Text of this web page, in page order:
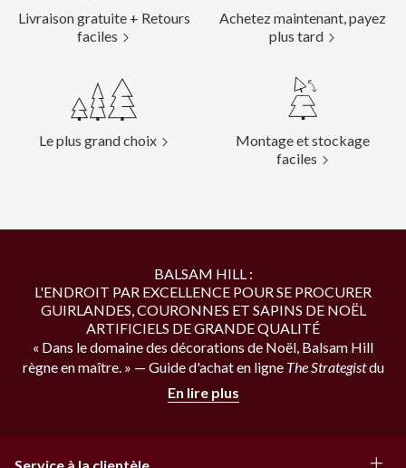
Livraison gratuite + Retours
faciles
Achetez maintenant, payez
plus tard
Le plus grand choix
Montage et stockage
faciles
BALSAM HILL :
L'ENDROIT PAR EXCELLENCE POUR SE PROCURER
GUIRLANDES, COURONNES ET SAPINS DE NOËL
ARTIFICIELS DE GRANDE QUALITÉ
« Dans le domaine des décorations de Noël, Balsam Hill
règne en maître. » — Guide d'achat en ligne The Strategistdu
magazineNew York
réaliste des vrais conifères mais avec des aiguilles que vous
En lire plus